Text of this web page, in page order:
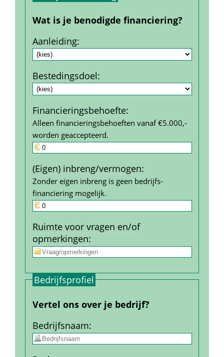
Wat is je benodigde financiering?
Aanleiding:
Bestedings­doel:
Financierings­behoefte:
Alleen financieringsbehoeften vanaf €5.000,-
worden geaccepteerd.
(Eigen) inbreng/vermogen:
Zonder eigen inbreng is geen bedrijfs­
financiering mogelijk.
Ruimte voor vragen en/of
opmerkingen:
Bedrijfs­profiel
Vertel ons over je bedrijf?
Bedrijfs­naam: